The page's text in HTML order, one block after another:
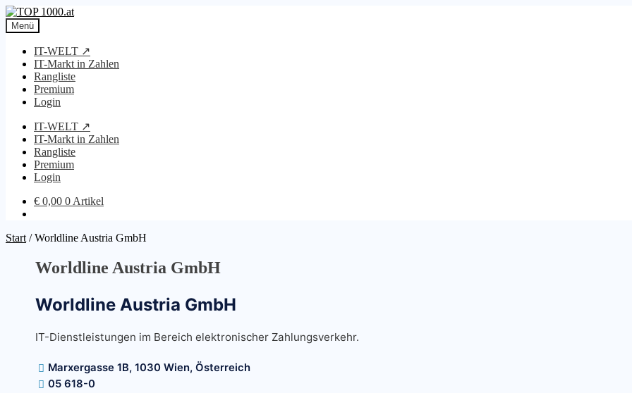
Zur
Navigation
springen
Zum
Inhalt
springen
Menü
IT-WELT ↗
IT-Markt in Zahlen
Rangliste
Premium
Login
IT-WELT ↗
IT-Markt in Zahlen
Rangliste
Premium
Login
€ 0,00 0 Artikel
Start /Worldline Austria GmbH
Worldline Austria GmbH
Worldline Austria GmbH
IT-Dienstleistungen im Bereich elektronischer Zahlungsverkehr.
Marxergasse 1B, 1030 Wien, Österreich
05 618-0